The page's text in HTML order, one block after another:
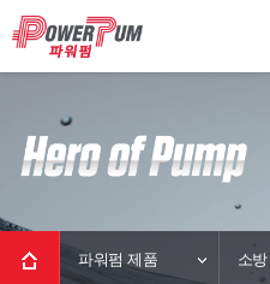
파워펌 제품 소